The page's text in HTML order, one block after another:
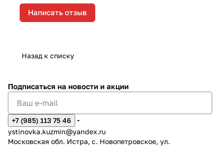
Написать отзыв
Назад к списку
Подписаться на новости и акции
+7 (985) 113 75 46
ystinovka.kuzmin@yandex.ru
Московская обл. Истра, с. Новопетровское, ул.